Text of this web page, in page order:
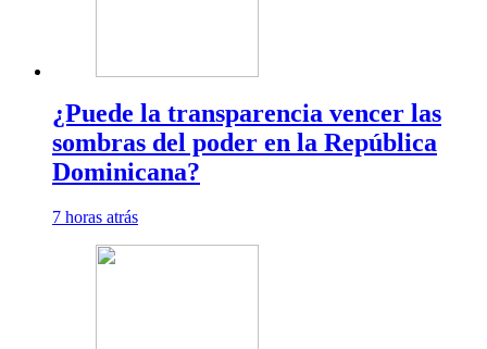
¿Puede la transparencia vencer las
sombras del poder en la República
Dominicana?
7 horas atrás